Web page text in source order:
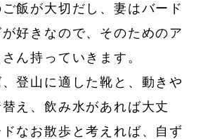
飯が大切だし、妻はバード
好きなので、そのためのア
ん持っていきます。
登山に適した靴と、動きや
え、飲み水があれば大丈
なお散歩と考えれば、自ず